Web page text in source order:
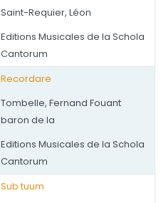
Saint-Requier, Léon
Editions Musicales de la Schola
Cantorum
Recordare
Tombelle, Fernand Fouant
baron de la
Editions Musicales de la Schola
Cantorum
Sub tuum